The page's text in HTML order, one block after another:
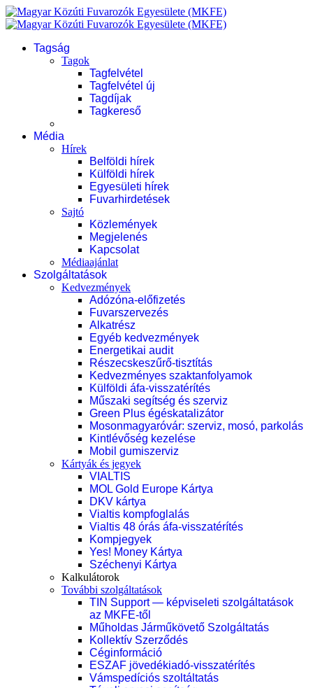
Tagság
Tagok
Tagfelvétel
Tagfelvétel új
Tagdíjak
Tagkereső
Média
Hírek
Belföldi hírek
Külföldi hírek
Egyesületi hírek
Fuvarhirdetések
Sajtó
Közlemények
Megjelenés
Kapcsolat
Médiaajánlat
Szolgáltatások
Kedvezmények
Adózóna-előfizetés
Fuvarszervezés
Alkatrész
Egyéb kedvezmények
Energetikai audit
Részecskeszűrő-tisztítás
Kedvezményes szaktanfolyamok
Külföldi áfa-visszatérítés
Műszaki segítség és szerviz
Green Plus égéskatalizátor
Mosonmagyaróvár: szerviz, mosó, parkolás
Kintlévőség kezelése
Mobil gumiszerviz
Kártyák és jegyek
VIALTIS
MOL Gold Europe Kártya
DKV kártya
Vialtis kompfoglalás
Vialtis 48 órás áfa-visszatérítés
Kompjegyek
Yes! Money Kártya
Széchenyi Kártya
Kalkulátorok
További szolgáltatások
TIN Support — képviseleti szolgáltatások
az MKFE-től
Műholdas Járműkövető Szolgáltatás
Kollektív Szerződés
Céginformáció
ESZAF jövedékiadó-visszatérítés
Vámspedíciós szoltáltatás